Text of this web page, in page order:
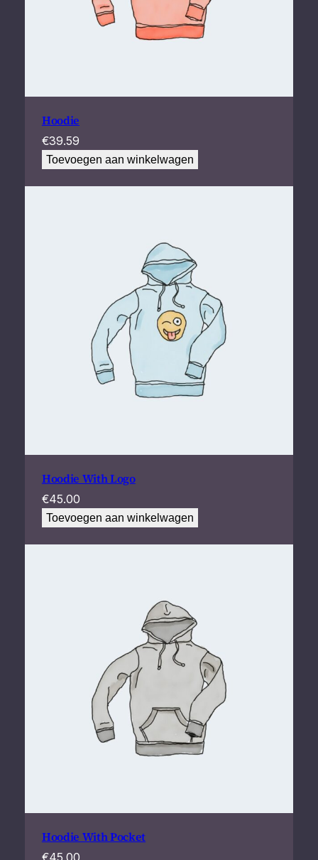
Hoodie
€39.59
Toevoegen aan winkelwagen
Hoodie With Logo
€45.00
Toevoegen aan winkelwagen
Hoodie With Pocket